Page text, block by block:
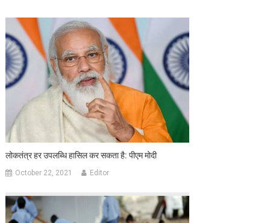
लोकतंत्र हर उपलब्धि हासिल कर सकता है: पीएम मोदी
October 22, 2021 Editor